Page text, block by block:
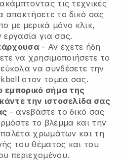
τις τεχνικές
αποκτήσετε το δικό σας
με μερικά μόνο κλικ,
εργασία για σας.
- Αν έχετε ήδη
να χρησιμοποιήσετε το
να συνδέσετε την
στον τομέα σας.
εμπορικό σήμα της
την ιστοσελίδα σας
- ανεβάστε το δικό σας
το βλέμμα και την
χρωμάτων και τη
του θέματος και του
περιεχομένου.